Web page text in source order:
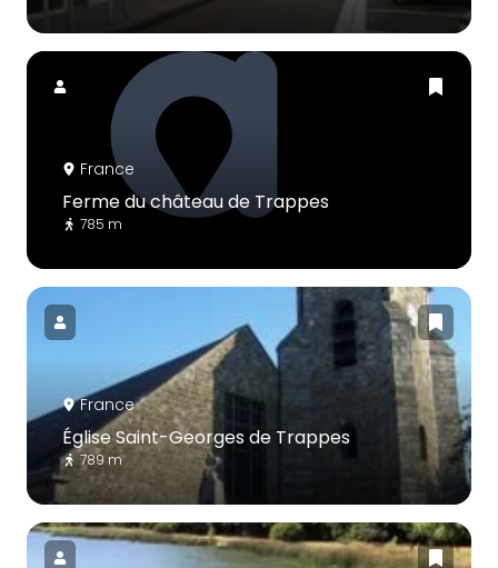
France
Ferme du château de Trappes
785 m
France
Église Saint-Georges de Trappes
789 m